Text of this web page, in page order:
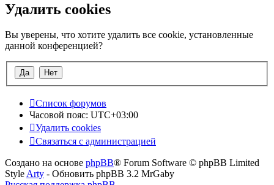
Удалить cookies
Вы уверены, что хотите удалить все cookie, установленные
данной конференцией?
Список форумов
Часовой пояс: UTC+03:00
Удалить cookies
Связаться с администрацией
Создано на основе phpBB® Forum Software © phpBB Limited
Style Arty - Обновить phpBB 3.2 MrGaby